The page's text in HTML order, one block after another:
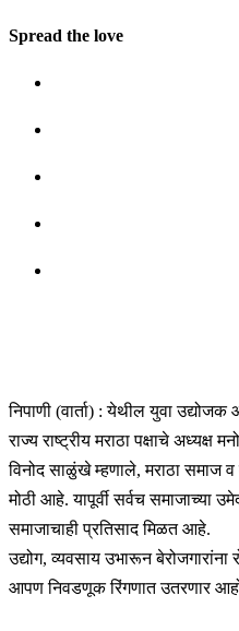
Spread the love
निपाणी (वार्ता) : येथील युवा
राज्य राष्ट्रीय मराठा पक्षाचे
विनोद साळुंखे म्हणाले, मराठा समाज
मोठी आहे. यापूर्वी सर्वच समाजाच्या
समाजाचाही प्रतिसाद मिळत आहे.
उद्योग, व्यवसाय उभारून
आपण निवडणूक रिंगणात उतरणार